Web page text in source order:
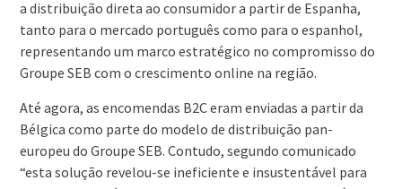
a distribuição direta ao consumidor a partir de Espanha,
tanto para o mercado português como para o espanhol,
representando um marco estratégico no compromisso do
Groupe SEB com o crescimento online na região.
Até agora, as encomendas B2C eram enviadas a partir da
Bélgica como parte do modelo de distribuição pan-
europeu do Groupe SEB. Contudo, segundo comunicado
“esta solução revelou-se ineficiente e insustentável para